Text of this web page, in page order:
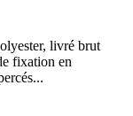
livré brut
fixation en